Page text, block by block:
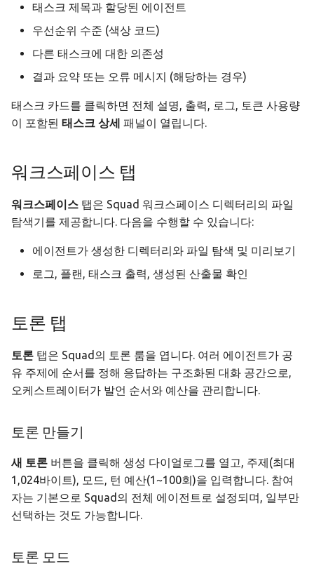
태스크 제목과 할당된 에이전트
우선순위 수준 (색상 코드)
다른 태스크에 대한 의존성
결과 요약 또는 오류 메시지 (해당하는 경우)
태스크 카드를 클릭하면 전체 설명, 출력, 로그, 토큰 사용량
이 포함된 태스크 상세 패널이 열립니다.
워크스페이스 탭
워크스페이스 탭은 Squad 워크스페이스 디렉터리의 파일
탐색기를 제공합니다. 다음을 수행할 수 있습니다:
에이전트가 생성한 디렉터리와 파일 탐색 및 미리보기
로그, 플랜, 태스크 출력, 생성된 산출물 확인
토론 탭
토론 탭은 Squad의 토론 룸을 엽니다. 여러 에이전트가 공
유 주제에 순서를 정해 응답하는 구조화된 대화 공간으로,
오케스트레이터가 발언 순서와 예산을 관리합니다.
토론 만들기
새 토론 버튼을 클릭해 생성 다이얼로그를 열고, 주제(최대
1,024바이트), 모드, 턴 예산(1~100회)을 입력합니다. 참여
자는 기본으로 Squad의 전체 에이전트로 설정되며, 일부만
선택하는 것도 가능합니다.
토론 모드